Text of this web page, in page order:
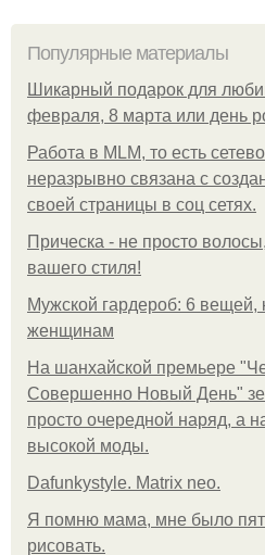
Популярные материалы
Шикарный подарок для
февраля, 8 марта или день
Работа в MLM, то есть
неразрывно связана с
своей страницы в соц сетях.
Прическа - не просто
вашего стиля!
Мужской гардероб: 6 вещей,
женщинам
На шанхайской премьере
Совершенно Новый День"
просто очередной наряд, а
высокой моды.
Dafunkystyle. Matrix neo.
Я помню мама, мне было
рисовать.